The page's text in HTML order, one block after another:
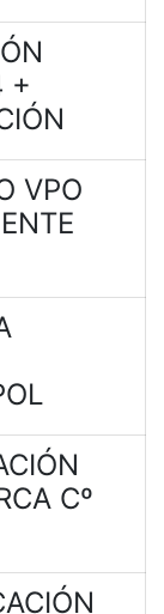
+
VPO
Cº